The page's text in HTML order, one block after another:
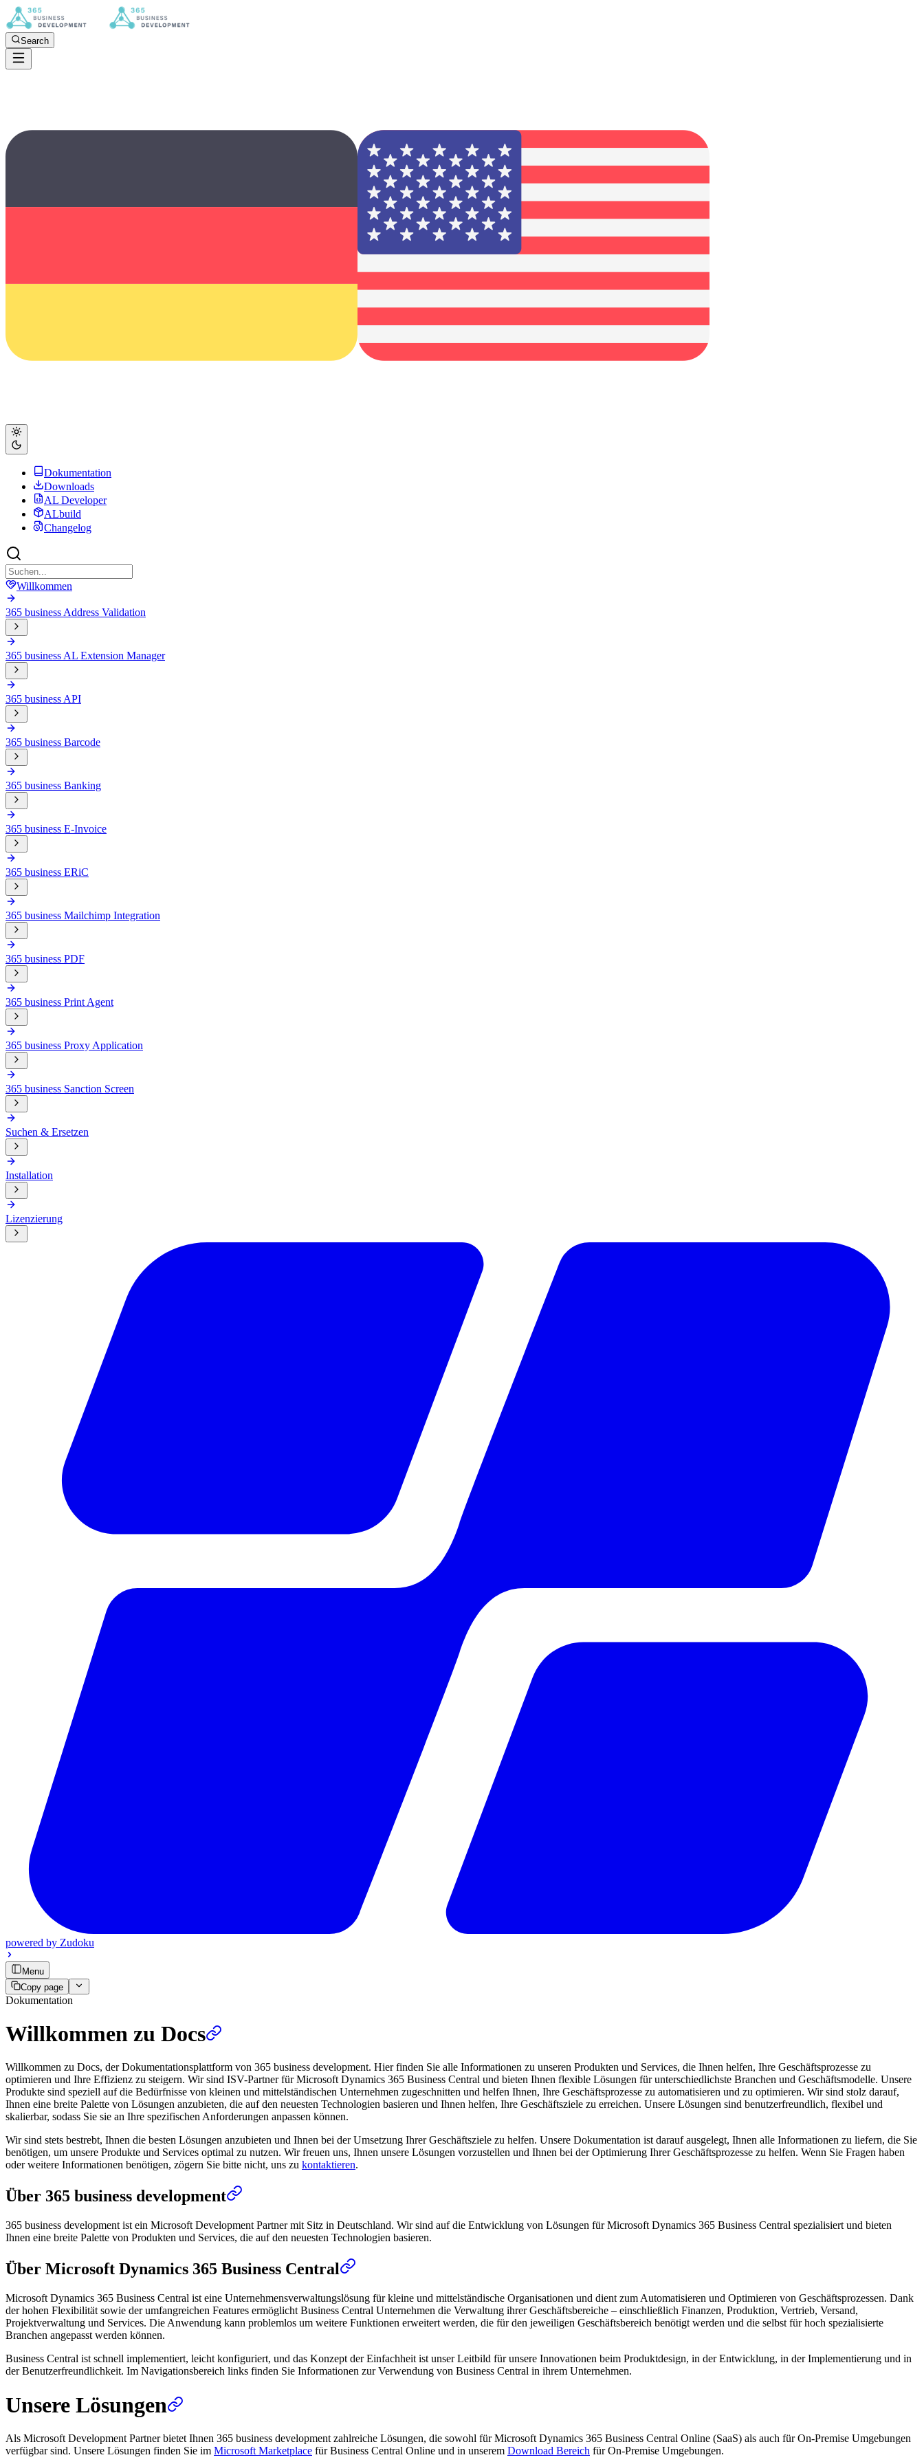
Search
Dokumentation
Downloads
AL Developer
ALbuild
Changelog
Willkommen
365 business Address Validation
365 business AL Extension Manager
365 business API
365 business Barcode
365 business Banking
365 business E-Invoice
365 business ERiC
365 business Mailchimp Integration
365 business PDF
365 business Print Agent
365 business Proxy Application
365 business Sanction Screen
Suchen & Ersetzen
Installation
Lizenzierung
powered by Zudoku
Menu
Copy page
Dokumentation
Willkommen zu Docs
Willkommen zu Docs, der Dokumentationsplattform von 365 business development. Hier finden Sie alle Informationen zu unseren Produkten und Services, die Ihnen helfen, Ihre Geschäftsprozesse zu
optimieren und Ihre Effizienz zu steigern. Wir sind ISV-Partner für Microsoft Dynamics 365 Business Central und bieten Ihnen flexible Lösungen für unterschiedlichste Branchen und Geschäftsmodelle. Unsere
Produkte sind speziell auf die Bedürfnisse von kleinen und mittelständischen Unternehmen zugeschnitten und helfen Ihnen, Ihre Geschäftsprozesse zu automatisieren und zu optimieren. Wir sind stolz darauf,
Ihnen eine breite Palette von Lösungen anzubieten, die auf den neuesten Technologien basieren und Ihnen helfen, Ihre Geschäftsziele zu erreichen. Unsere Lösungen sind benutzerfreundlich, flexibel und
skalierbar, sodass Sie sie an Ihre spezifischen Anforderungen anpassen können.
Wir sind stets bestrebt, Ihnen die besten Lösungen anzubieten und Ihnen bei der Umsetzung Ihrer Geschäftsziele zu helfen. Unsere Dokumentation ist darauf ausgelegt, Ihnen alle Informationen zu liefern, die Sie
benötigen, um unsere Produkte und Services optimal zu nutzen. Wir freuen uns, Ihnen unsere Lösungen vorzustellen und Ihnen bei der Optimierung Ihrer Geschäftsprozesse zu helfen. Wenn Sie Fragen haben
oder weitere Informationen benötigen, zögern Sie bitte nicht, uns zu kontaktieren.
Über 365 business development
365 business development ist ein Microsoft Development Partner mit Sitz in Deutschland. Wir sind auf die Entwicklung von Lösungen für Microsoft Dynamics 365 Business Central spezialisiert und bieten
Ihnen eine breite Palette von Produkten und Services, die auf den neuesten Technologien basieren.
Über Microsoft Dynamics 365 Business Central
Microsoft Dynamics 365 Business Central ist eine Unternehmensverwaltungslösung für kleine und mittelständische Organisationen und dient zum Automatisieren und Optimieren von Geschäftsprozessen. Dank
der hohen Flexibilität sowie der umfangreichen Features ermöglicht Business Central Unternehmen die Verwaltung ihrer Geschäftsbereiche – einschließlich Finanzen, Produktion, Vertrieb, Versand,
Projektverwaltung und Services. Die Anwendung kann problemlos um weitere Funktionen erweitert werden, die für den jeweiligen Geschäftsbereich benötigt werden und die selbst für hoch spezialisierte
Branchen angepasst werden können.
Business Central ist schnell implementiert, leicht konfiguriert, und das Konzept der Einfachheit ist unser Leitbild für unsere Innovationen beim Produktdesign, in der Entwicklung, in der Implementierung und in
der Benutzerfreundlichkeit. Im Navigationsbereich links finden Sie Informationen zur Verwendung von Business Central in ihrem Unternehmen.
Unsere Lösungen
Als Microsoft Development Partner bietet Ihnen 365 business development zahlreiche Lösungen, die sowohl für Microsoft Dynamics 365 Business Central Online (SaaS) als auch für On-Premise Umgebungen
verfügbar sind. Unsere Lösungen finden Sie im Microsoft Marketplace für Business Central Online und in unserem Download Bereich für On-Premise Umgebungen.